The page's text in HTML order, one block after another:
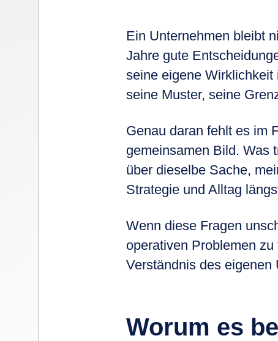
Ein Unternehmen bleibt
Jahre gute
seine eigene
seine Muster, seine
Genau daran fehlt es im
gemeinsamen Bild. Was
über dieselbe Sache,
Strategie und Alltag
Wenn diese Fragen
operativen Problemen
Verständnis des eigenen
Worum es